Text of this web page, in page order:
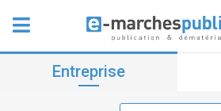
Entreprise